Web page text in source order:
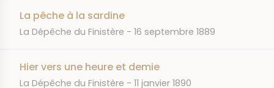
La pêche à la sardine
JOURNAL
La Dépêche du Finistère DATE
16 septembre 1889
Hier vers une heure et demie
JOURNAL
La Dépêche du Finistère DATE
11 janvier 1890